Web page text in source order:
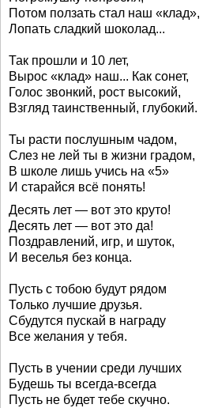
Потом ползать стал наш «клад»,
Лопать сладкий шоколад...
Так прошли и 10 лет,
Вырос «клад» наш... Как сонет,
Голос звонкий, рост высокий,
Взгляд таинственный, глубокий.
Ты расти послушным чадом,
Слез не лей ты в жизни градом,
В школе лишь учись на «5»
И старайся всё понять!
Десять лет — вот это круто!
Десять лет — вот это да!
Поздравлений, игр, и шуток,
И веселья без конца.
Пусть с тобою будут рядом
Только лучшие друзья.
Сбудутся пускай в награду
Все желания у тебя.
Пусть в учении среди лучших
Будешь ты всегда-всегда
Пусть не будет тебе скучно.